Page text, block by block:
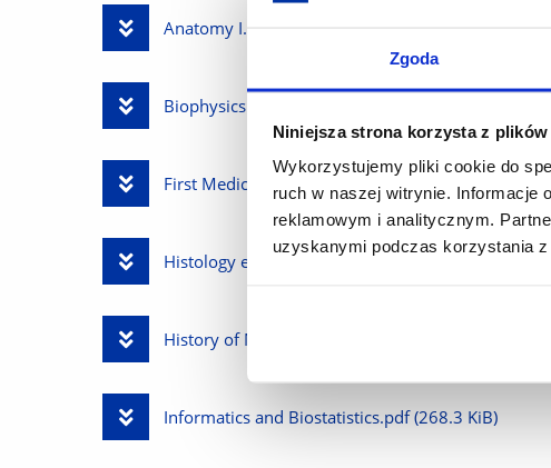
Zgoda
Niniejsza strona korzysta z
Wykorzystujemy pliki cookie do
ruch w naszej witrynie. Informacje
reklamowym i analitycznym.
uzyskanymi podczas korzystania z
Download
Anatomy I.pdf
Download
Biophysics.pdf
Download
First Medical Assistance.pdf (346.0 KiB)
Download
Histology embryology and cytophysiology.pdf
Download
History of Medicine.pdf
Download
Informatics and Biostatistics.pdf (268.3 KiB)